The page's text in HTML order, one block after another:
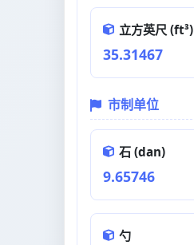
立方英尺 (ft³)
35.31467
市制单位
石 (dan)
9.65746
勺